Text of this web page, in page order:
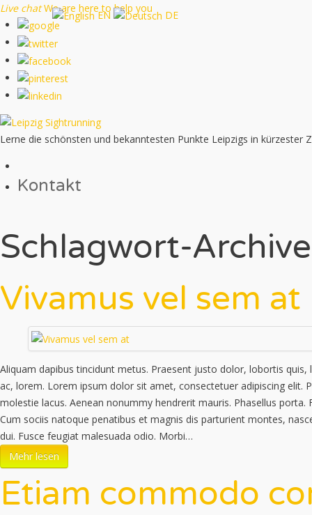
Live chatWe are here to help you
Lerne die schönsten und bekanntesten Punkte Leipzigs in kürzester
Kontakt
Schlagwort-
Vivamus vel sem at
Aliquam dapibus tincidunt metus. Praesent justo dolor, lobortis quis,
ac, lorem. Lorem ipsum dolor sit amet, consectetuer adipiscing elit.
molestie lacus. Aenean nonummy hendrerit mauris. Phasellus porta.
Cum sociis natoque penatibus et magnis dis parturient montes,
dui. Fusce feugiat malesuada odio. Morbi…
Mehr lesen
Etiam commodo
EN DE